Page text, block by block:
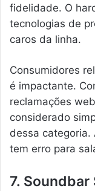
fidelidade. O
tecnologias de
caros da linha.
Consumidores
é impactante.
reclamações
considerado
dessa categoria.
tem erro para
7.